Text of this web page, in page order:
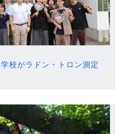
校がラドン・トロン測定